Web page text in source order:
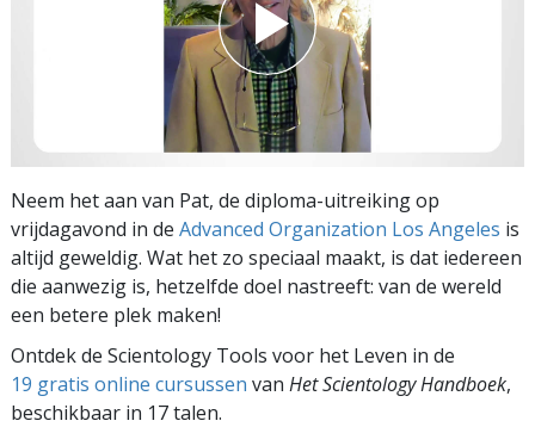
Neem het aan van Pat, de diploma-uitreiking op
vrijdagavond in de Advanced Organization Los Angeles is
altijd geweldig. Wat het zo speciaal maakt, is dat iedereen
die aanwezig is, hetzelfde doel nastreeft: van de wereld
een betere plek maken!
Ontdek de Scientology Tools voor het Leven in de
19 gratis online cursussen van Het Scientology Handboek,
beschikbaar in 17 talen.